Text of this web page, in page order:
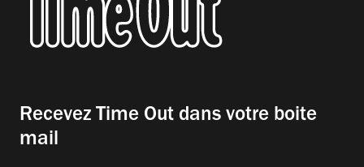
Recevez Time Out dans votre boite
mail